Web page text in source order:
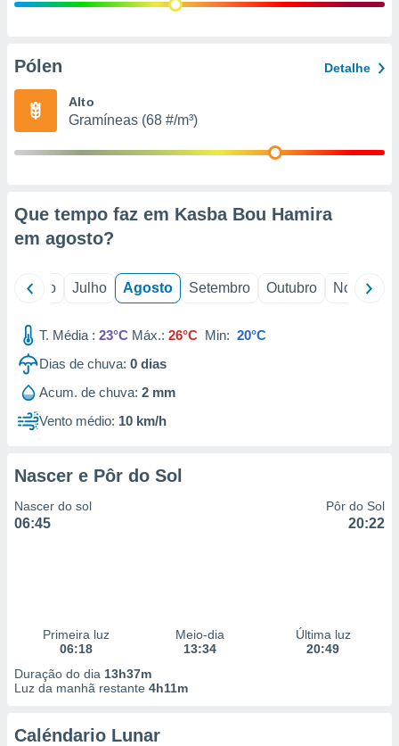
e
de
Pólen Detalhe
Alto
Gramíneas (68 #/m³)
Que tempo faz em Kasba Bou Hamira
em agosto?
Junho Julho Agosto Setembro Outubro Novembro
T. Média : 23°C Máx.: 26°C Min: 20°C
Dias de chuva: 0 dias
Acum. de chuva: 2 mm
Vento médio: 10 km/h
Nascer e Pôr do Sol
Nascer do sol
06:45
Pôr do Sol
20:22
Primeira luz
06:18
Meio-dia
13:34
Última luz
20:49
Duração do dia 13h37m
Luz da manhã restante 4h11m
Caléndario Lunar